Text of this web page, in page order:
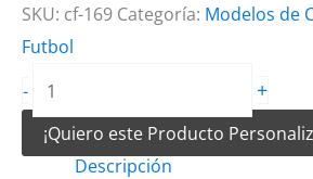
SKU: cf-169 Categoría: Modelos de
Futbol
-
de
Fútbol
+
¡Quiero este Producto
Descripción